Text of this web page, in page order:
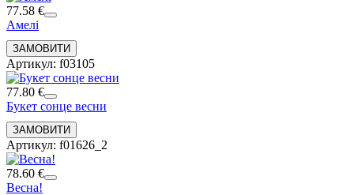
77.58 €
Амелі
Артикул: f03105
77.80 €
Букет сонце весни
Артикул: f01626_2
78.60 €
Весна!